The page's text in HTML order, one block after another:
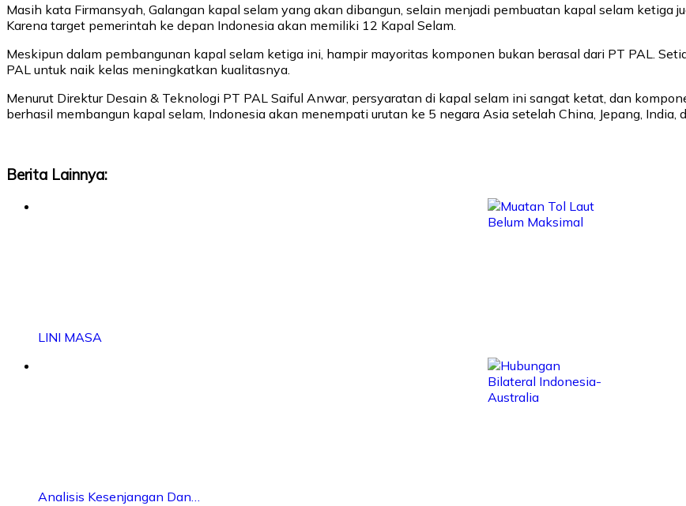
Masih kata Firmansyah, Galangan kapal selam yang akan dibangun, selain menjadi pembuatan kapal selam ketiga
Karena target pemerintah ke depan Indonesia akan memiliki 12 Kapal Selam.
Meskipun dalam pembangunan kapal selam ketiga ini, hampir mayoritas komponen bukan berasal dari PT PAL.
PAL untuk naik kelas meningkatkan kualitasnya.
Menurut Direktur Desain & Teknologi PT PAL Saiful Anwar, persyaratan di kapal selam ini sangat ketat, dan
berhasil membangun kapal selam, Indonesia akan menempati urutan ke 5 negara Asia setelah China, Jepang, India,
Berita Lainnya:
LINI MASA
Analisis Kesenjangan Dan…